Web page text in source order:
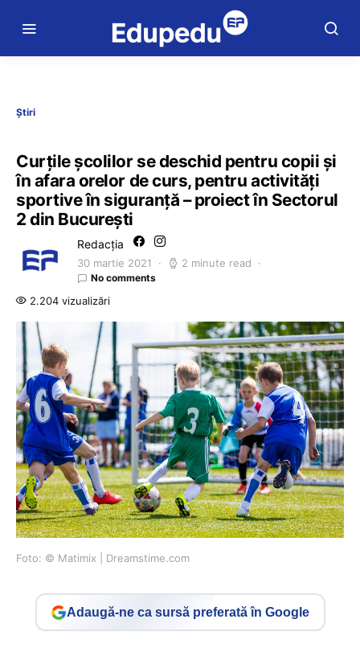
Știri
Curțile școlilor se deschid pentru copii și
în afara orelor de curs, pentru activități
sportive în siguranță – proiect în Sectorul
2 din București
Redacția
30 martie 2021 2 minute read
No comments
2.204 vizualizări
Foto: © Matimix | Dreamstime.com
Adaugă-ne ca sursă preferată în Google